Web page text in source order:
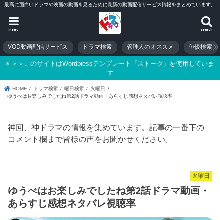
最高に面白いドラマや映画の動画を見るために最新の動画配信サービス情報をまとめています。
search
menu
VOD動画配信サービス ドラマ検索 管理人のオススメ 俳優検索
＞＞このサイトはWordpressテンプレート「ストーク」を使用していま
す
HOME ドラマ検索 曜日検索
火曜日
ゆうべはお楽しみでしたね第2話ドラマ動画・あらすじ感想ネタバレ視聴率
神回、神ドラマの情報を集めています。記事の一番下の
コメント欄まで皆様の声をお聞かせください。
火曜日
ゆうべはお楽しみでしたね第2話ドラマ動画・
あらすじ感想ネタバレ視聴率